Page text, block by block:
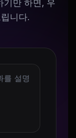
기만 하면, 우
니다.